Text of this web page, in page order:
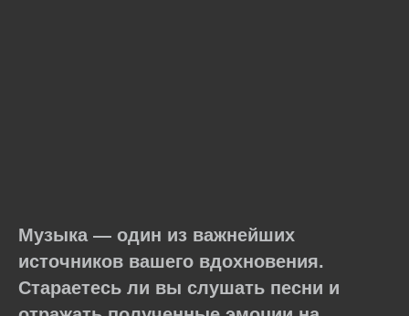
Музыка — один из важнейших
источников вашего вдохновения.
Стараетесь ли вы слушать песни и